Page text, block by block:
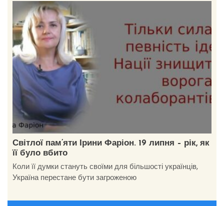
Світлої пам’яти Ірини Фаріон. 19 липня – рік, як
її було вбито
Коли її думки стануть своїми для більшості українців,
Україна перестане бути загроженою